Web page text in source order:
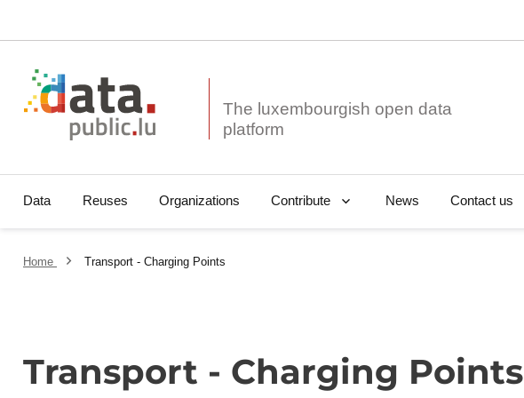
The luxembourgish open data
Data Reuses Organizations Contribute News Contact us
Home Transport - Charging Points
Transport - Charging Points